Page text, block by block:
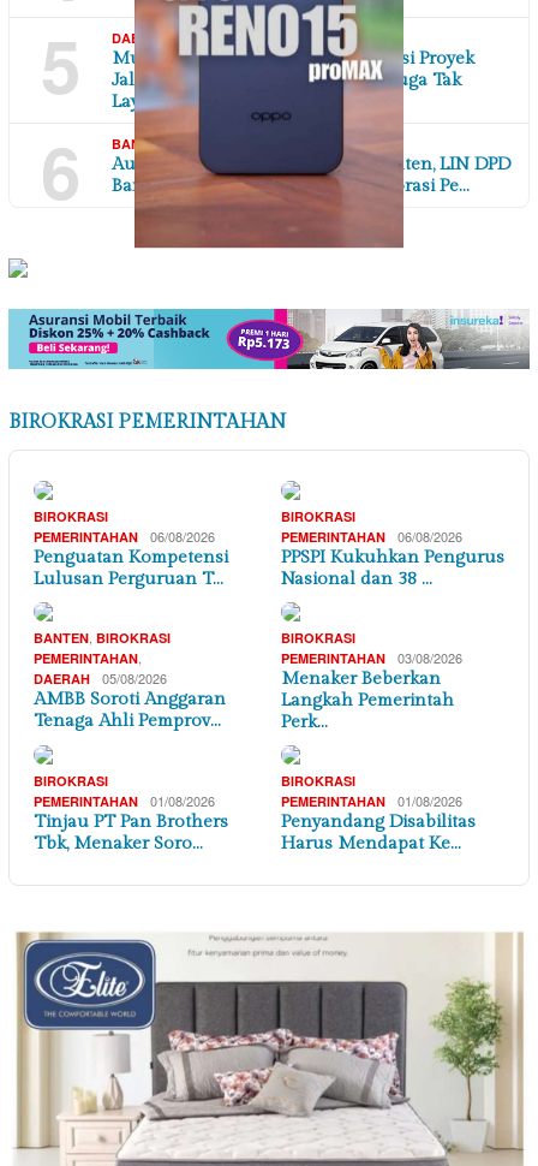
5
DAERAH ,JAWA BARAT 06/08/2026
Mutu Dipertanyakan, Tulangan Besi Proyek
Jalan Poros Desa di Karawang Diduga Tak
Laya…
6 BANTEN ,DAERAH
Audiensi Bersama Disperindag Banten, LIN DPD
Banten Perkuat Sinergi dan Kolaborasi Pe…
BIROKRASI PEMERINTAHAN
BIROKRASI
PEMERINTAHAN
06/08/2026
Penguatan Kompetensi
Lulusan Perguruan T…
BIROKRASI
PEMERINTAHAN
06/08/2026
PPSPI Kukuhkan Pengurus
Nasional dan 38 …
BANTEN BIROKRASI
PEMERINTAHAN
DAERAH 05/08/2026
AMBB Soroti Anggaran
Tenaga Ahli Pemprov…
BIROKRASI
PEMERINTAHAN
03/08/2026
Menaker Beberkan
Langkah Pemerintah
Perk…
BIROKRASI
PEMERINTAHAN
01/08/2026
Tinjau PT Pan Brothers
Tbk, Menaker Soro…
BIROKRASI
PEMERINTAHAN
01/08/2026
Penyandang Disabilitas
Harus Mendapat Ke…